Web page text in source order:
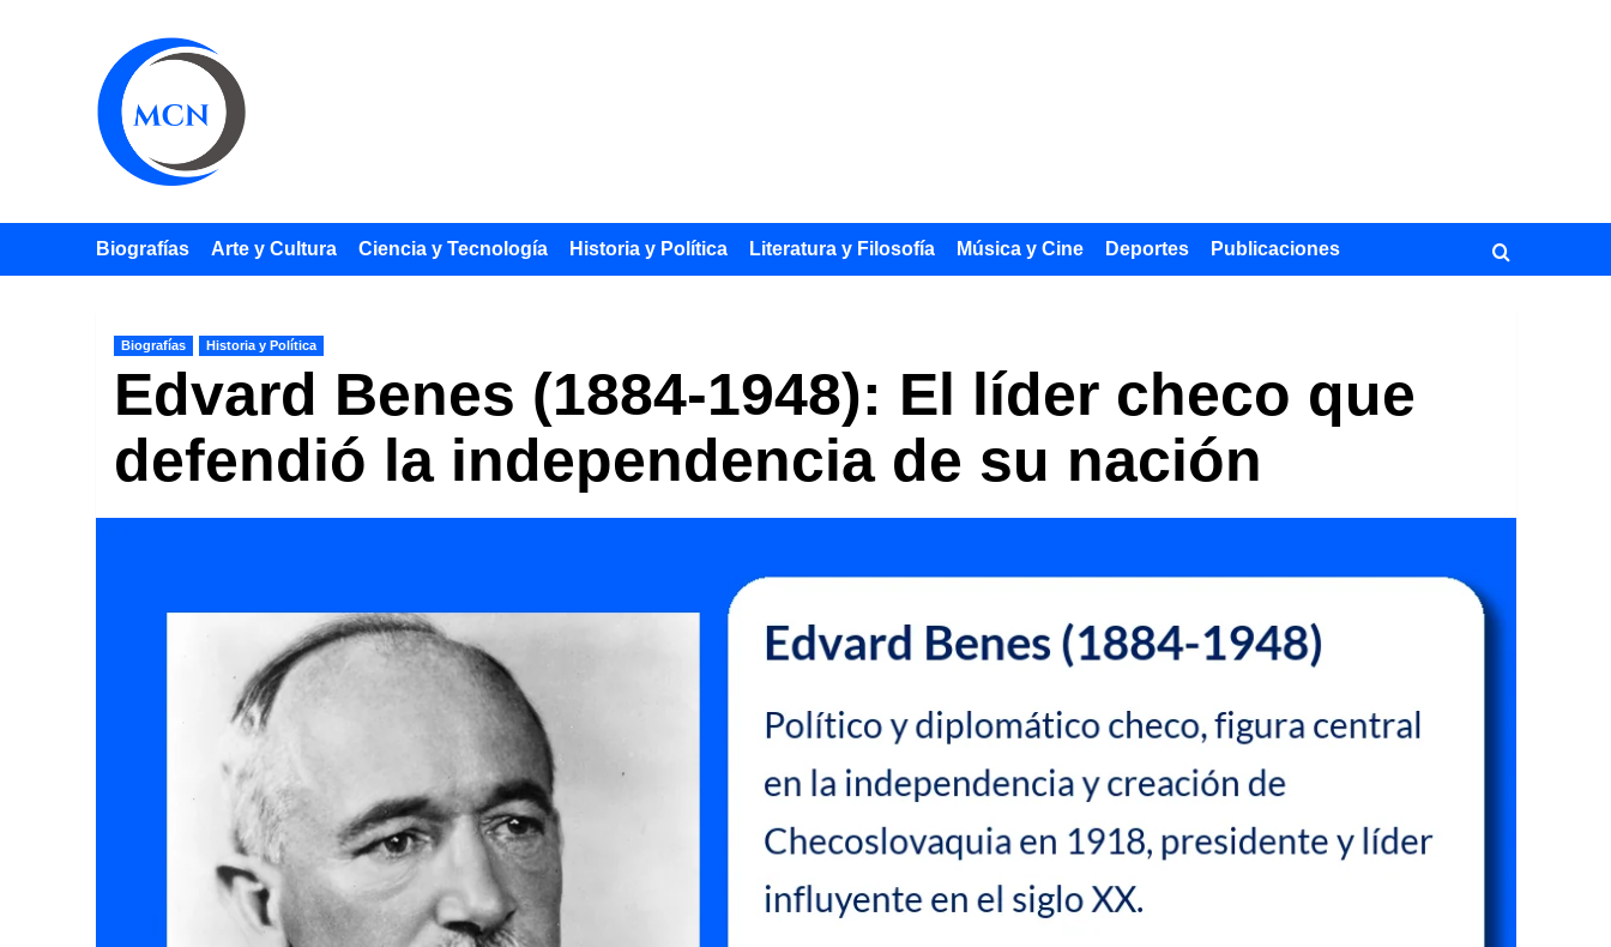
Biografías Arte y Cultura Ciencia y Tecnología Historia y Política Literatura y Filosofía Música y Cine Deportes Publicaciones
Biografías Historia y Política
Edvard Benes (1884-1948): El líder checo que
defendió la independencia de su nación